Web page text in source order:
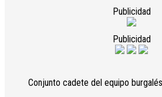
Publicidad
Publicidad
Conjunto cadete del equipo